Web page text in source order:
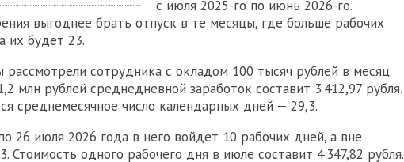
с июля 2025-го по июнь 2026-го.
выгоднее брать отпуск в те месяцы, где больше рабочих
их будет 23.
сотрудника с окладом 100 тысяч рублей в месяц.
млн рублей среднедневной заработок составит 3 412,97 рубля.
среднемесячное число календарных дней — 29,3.
26 июля 2026 года в него войдет 10 рабочих дней, а вне
Стоимость одного рабочего дня в июле составит 4 347,82 рубля.